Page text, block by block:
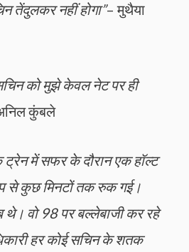
तेंदुलकर नहीं होगा”– मुथैया
को मुझे केवल नेट पर ही
कुंबले
ट्रेन में सफर के दौरान एक हॉल्ट
से कुछ मिनटों तक रुक गई।
थे। वो 98 पर बल्लेबाजी कर रहे
हर कोई सचिन के शतक